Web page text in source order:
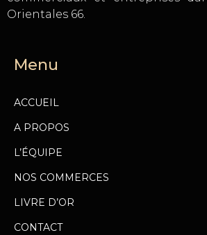
Orientales 66.
Menu
ACCUEIL
A PROPOS
L’ÉQUIPE
NOS COMMERCES
LIVRE D’OR
CONTACT